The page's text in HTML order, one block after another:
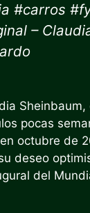
#carros
–
Sheinbaum,
pocas
octubre de
deseo
del